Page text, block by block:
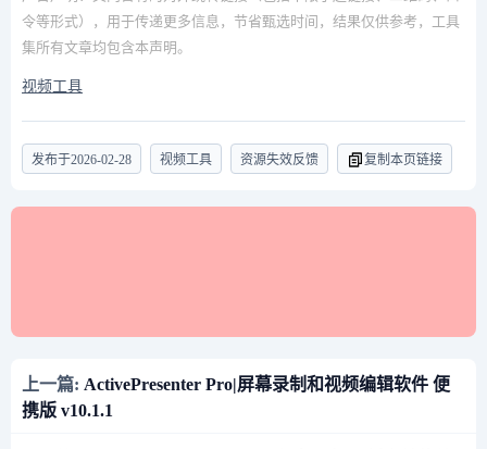
令等形式），用于传递更多信息，节省甄选时间，结果仅供参考，工具
集所有文章均包含本声明。
视频工具
发布于2026-02-28 视频工具 资源失效反馈 复制本页链接
上一篇: ActivePresenter Pro|屏幕录制和视频编辑软件 便
携版 v10.1.1